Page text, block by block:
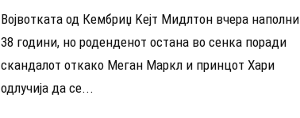
Војвотката од Кембриџ Kејт Мидлтон вчера наполни
38 години, но роденденот остана во сенка поради
скандалот откако Меган Маркл и принцот Хари
одлучија да се...